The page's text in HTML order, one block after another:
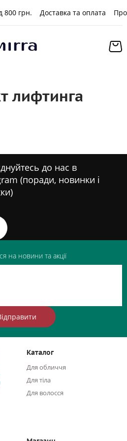
800 грн. Доставка та оплата
лифтинга
до нас в
(поради, новинки і
на новини та акції
Каталог
Для обличчя
Для тіла
Для волосся